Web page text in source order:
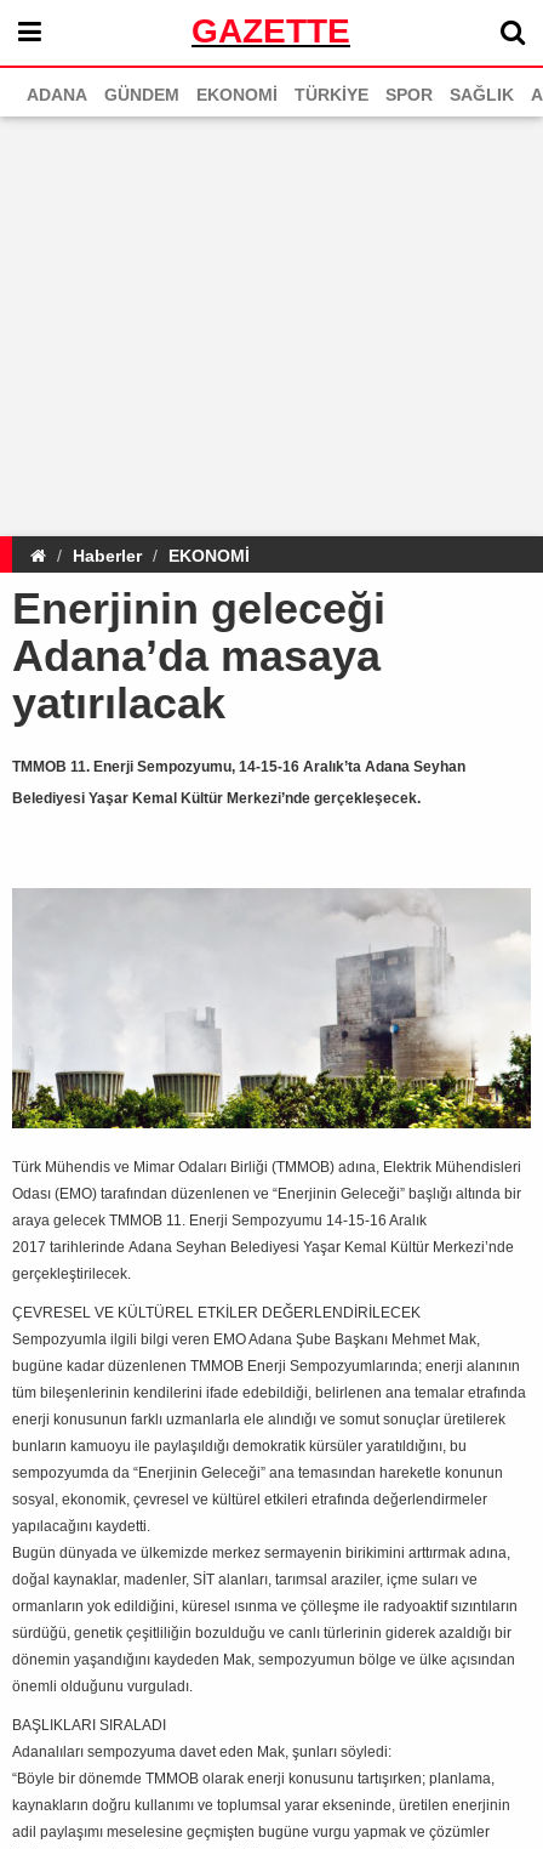
GAZETTE
ADANA GÜNDEM EKONOMİ TÜRKİYE SPOR SAĞLIK
Haberler EKONOMİ
Enerjinin geleceği
Adana’da masaya
yatırılacak
TMMOB 11. Enerji Sempozyumu, 14-15-16 Aralık’ta Adana Seyhan
Belediyesi Yaşar Kemal Kültür Merkezi’nde gerçekleşecek.
Türk Mühendis ve Mimar Odaları Birliği (TMMOB) adına, Elektrik Mühendisleri
Odası (EMO) tarafından düzenlenen ve “Enerjinin Geleceği” başlığı altında bir
araya gelecek TMMOB 11. Enerji Sempozyumu 14-15-16 Aralık
2017 tarihlerinde Adana Seyhan Belediyesi Yaşar Kemal Kültür Merkezi’nde
gerçekleştirilecek.
ÇEVRESEL VE KÜLTÜREL ETKİLER DEĞERLENDİRİLECEK
Sempozyumla ilgili bilgi veren EMO Adana Şube Başkanı Mehmet Mak,
bugüne kadar düzenlenen TMMOB Enerji Sempozyumlarında; enerji alanının
tüm bileşenlerinin kendilerini ifade edebildiği, belirlenen ana temalar etrafında
enerji konusunun farklı uzmanlarla ele alındığı ve somut sonuçlar üretilerek
bunların kamuoyu ile paylaşıldığı demokratik kürsüler yaratıldığını, bu
sempozyumda da “Enerjinin Geleceği” ana temasından hareketle konunun
sosyal, ekonomik, çevresel ve kültürel etkileri etrafında değerlendirmeler
yapılacağını kaydetti.
Bugün dünyada ve ülkemizde merkez sermayenin birikimini arttırmak adına,
doğal kaynaklar, madenler, SİT alanları, tarımsal araziler, içme suları ve
ormanların yok edildiğini, küresel ısınma ve çölleşme ile radyoaktif sızıntıların
sürdüğü, genetik çeşitliliğin bozulduğu ve canlı türlerinin giderek azaldığı bir
dönemin yaşandığını kaydeden Mak, sempozyumun bölge ve ülke açısından
önemli olduğunu vurguladı.
BAŞLIKLARI SIRALADI
Adanalıları sempozyuma davet eden Mak, şunları söyledi:
“Böyle bir dönemde TMMOB olarak enerji konusunu tartışırken; planlama,
kaynakların doğru kullanımı ve toplumsal yarar ekseninde, üretilen enerjinin
adil paylaşımı meselesine geçmişten bugüne vurgu yapmak ve çözümler